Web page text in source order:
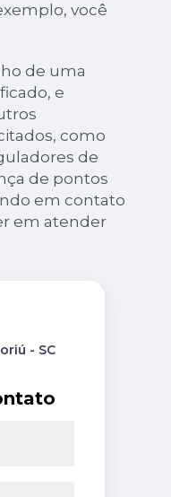
você
de uma
e
como
de
de pontos
em contato
em atender
- SC